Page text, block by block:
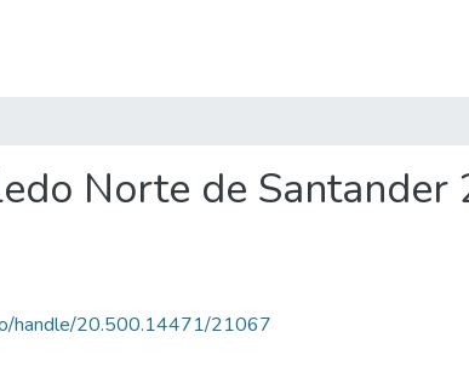
Norte de Santander
handle/20.500.14471/21067